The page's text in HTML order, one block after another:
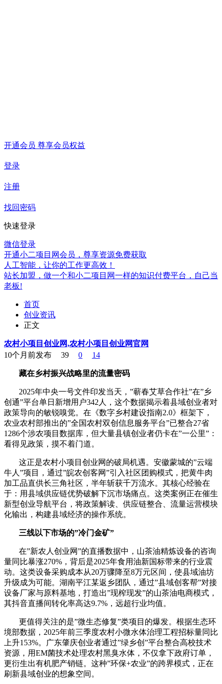
开通会员 尊享会员权益
登录
注册
找回密码
快速登录
微信登录
开通小二项目网会员，尊享资源免费获取
人工智能，让你的工作更高效！
站长加盟，做一个和小二项目网一样的知识付费平台，自己当
老板!
首页
创业资讯
正文
农村小项目创业网,农村小项目创业网官网
10个月前发布
39 0 14
藏在乡村振兴战略里的流量密码
2025年中央一号文件印发当天，”蕲春艾草合作社”在”乡
创通”平台单日新增用户342人，这个数据揭示着县域创业者对
政策导向的敏锐嗅觉。在《数字乡村建设指南2.0》框架下，
农业农村部推出的”全国农村双创信息服务平台”已整合27省
1286个涉农项目数据库，但大量县镇创业者仍卡在”一公里”：
看得见政策，摸不着门道。
这正是农村小项目创业网的破局机遇。安徽蒙城的”云端
牛人”项目，通过”皖农创客网”引入社区团购模式，把黄牛肉
加工品直供长三角社区，半年斩获千万流水。其核心经验在
于：用县域供应链优势破解下沉市场痛点。这类案例正在催生
新型创业导航平台，将政策解读、供应链整合、流量运营模块
化输出，构建县域经济的操作系统。
三线以下市场的”冷门金矿”
在”新农人创业网”的直播数据中，山茶油精炼设备的咨询
量同比暴涨270%，背后是2025年食用油新国标带来的行业震
动。这类设备采购成本从20万骤降至8万元区间，使县域油坊
升级成为可能。湖南平江某返乡团队，通过”县域创客帮”对接
设备厂家与原料基地，打造出”现榨现发”的山茶油电商模式，
其抖音直播间转化率高达9.7%，远超行业均值。
更值得关注的是”微生态修复”类项目的爆发。根据生态环
境部数据，2025年前三季度农村小微水体治理工程招标量同比
上升153%。广东肇庆创业者通过”绿乡创”平台整合高校技术
资源，用EM菌技术处理农村黑臭水体，不仅拿下政府订单，
更衍生出有机肥产销链。这种”环保+农业”的跨界模式，正在
刷新县域创业的想象空间。